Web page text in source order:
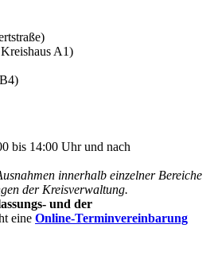
A1)
bis 14:00 Uhr und nach
innerhalb einzelner Bereiche
der Kreisverwaltung.
und der
eine Online-Terminvereinbarung